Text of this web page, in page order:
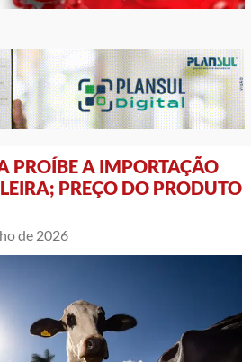
PROÍBE A IMPORTAÇÃO
PREÇO DO PRODUTO
de 2026